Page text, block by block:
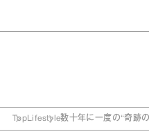
Top Lifestyle数十年に一度の“奇跡